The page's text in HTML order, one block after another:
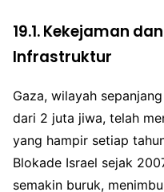
19.1. Kekejaman
Infrastruktur
Gaza, wilayah
dari 2 juta jiwa, telah
yang hampir setiap
Blokade Israel sejak
semakin buruk,